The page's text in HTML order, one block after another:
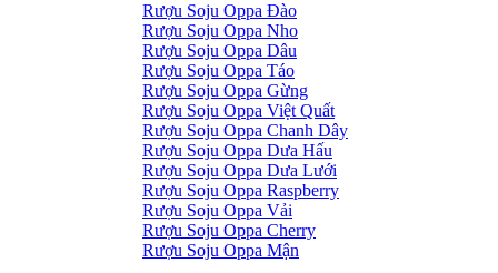
Rượu Soju Oppa Đào
Rượu Soju Oppa Nho
Rượu Soju Oppa Dâu
Rượu Soju Oppa Táo
Rượu Soju Oppa Gừng
Rượu Soju Oppa Việt Quất
Rượu Soju Oppa Chanh Dây
Rượu Soju Oppa Dưa Hấu
Rượu Soju Oppa Dưa Lưới
Rượu Soju Oppa Raspberry
Rượu Soju Oppa Vải
Rượu Soju Oppa Cherry
Rượu Soju Oppa Mận